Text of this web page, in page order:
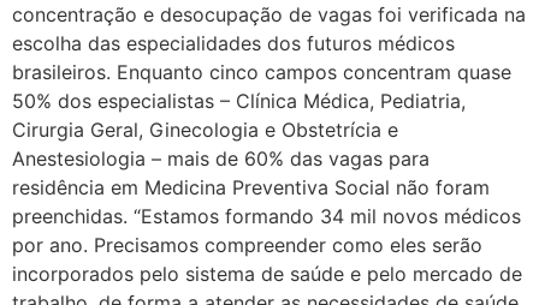
concentração e desocupação de vagas foi verificada na
escolha das especialidades dos futuros médicos
brasileiros. Enquanto cinco campos concentram quase
50% dos especialistas – Clínica Médica, Pediatria,
Cirurgia Geral, Ginecologia e Obstetrícia e
Anestesiologia – mais de 60% das vagas para
residência em Medicina Preventiva Social não foram
preenchidas. “Estamos formando 34 mil novos médicos
por ano. Precisamos compreender como eles serão
incorporados pelo sistema de saúde e pelo mercado de